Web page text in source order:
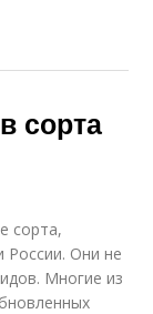
сорта
сорта,
России. Они не
Многие из